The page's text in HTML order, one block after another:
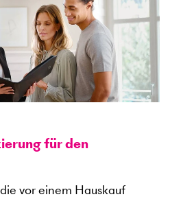
für den
vor einem Hauskauf